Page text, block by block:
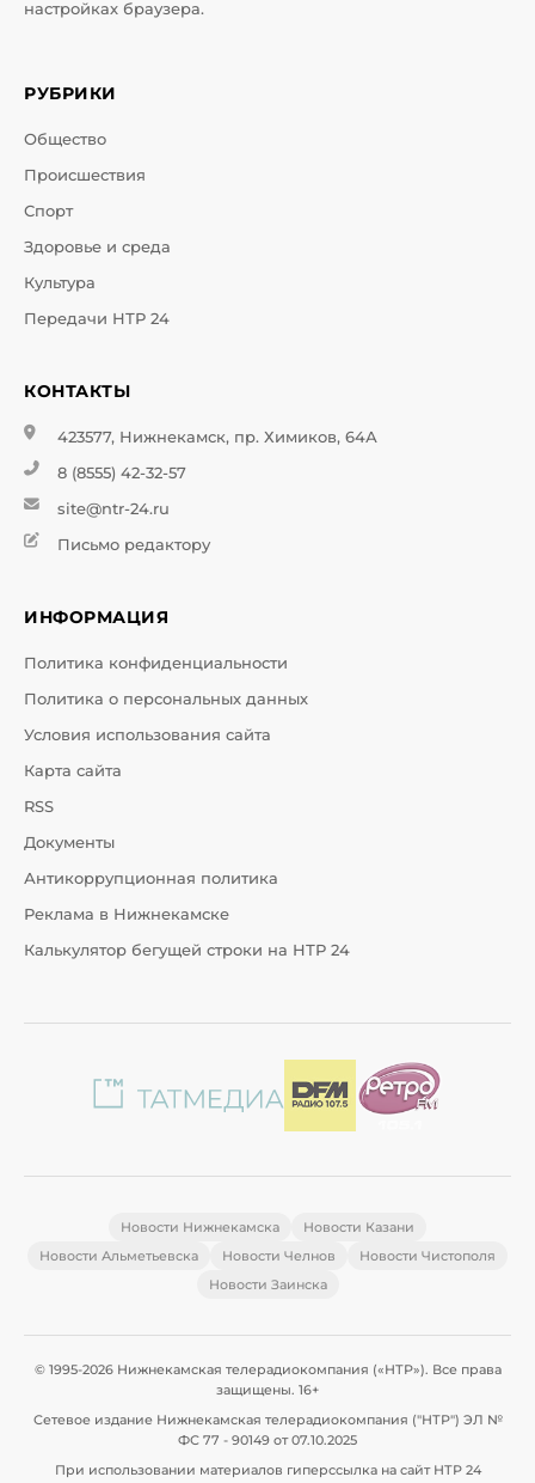
настройках браузера.
РУБРИКИ
Общество
Происшествия
Спорт
Здоровье и среда
Культура
Передачи НТР 24
КОНТАКТЫ
423577, Нижнекамск, пр. Химиков, 64А
8 (8555) 42-32-57
site@ntr-24.ru
Письмо редактору
ИНФОРМАЦИЯ
Политика конфиденциальности
Политика о персональных данных
Условия использования сайта
Карта сайта
RSS
Документы
Антикоррупционная политика
Реклама в Нижнекамске
Калькулятор бегущей строки на НТР 24
Новости Нижнекамска
Новости Казани
Новости Альметьевска
Новости Челнов
Новости Чистополя
Новости Заинска
© 1995-2026 Нижнекамская телерадиокомпания («НТР»). Все права
защищены. 16+
Сетевое издание Нижнекамская телерадиокомпания ("НТР") ЭЛ №
ФС 77 - 90149 от 07.10.2025
При использовании материалов гиперссылка на сайт НТР 24